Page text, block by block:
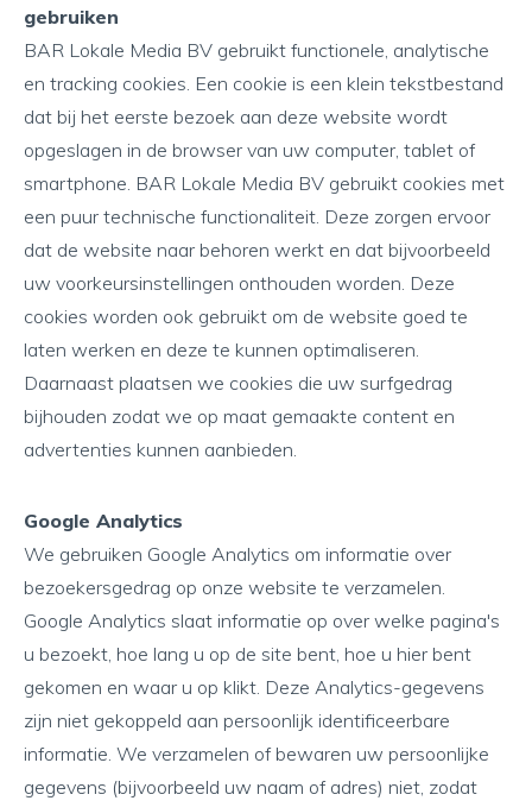
gebruiken
BAR Lokale Media BV gebruikt functionele, analytische
en tracking cookies. Een cookie is een klein tekstbestand
dat bij het eerste bezoek aan deze website wordt
opgeslagen in de browser van uw computer, tablet of
smartphone. BAR Lokale Media BV gebruikt cookies met
een puur technische functionaliteit. Deze zorgen ervoor
dat de website naar behoren werkt en dat bijvoorbeeld
uw voorkeursinstellingen onthouden worden. Deze
cookies worden ook gebruikt om de website goed te
laten werken en deze te kunnen optimaliseren.
Daarnaast plaatsen we cookies die uw surfgedrag
bijhouden zodat we op maat gemaakte content en
advertenties kunnen aanbieden.
Google Analytics
We gebruiken Google Analytics om informatie over
bezoekersgedrag op onze website te verzamelen.
Google Analytics slaat informatie op over welke pagina's
u bezoekt, hoe lang u op de site bent, hoe u hier bent
gekomen en waar u op klikt. Deze Analytics-gegevens
zijn niet gekoppeld aan persoonlijk identificeerbare
informatie. We verzamelen of bewaren uw persoonlijke
gegevens (bijvoorbeeld uw naam of adres) niet, zodat